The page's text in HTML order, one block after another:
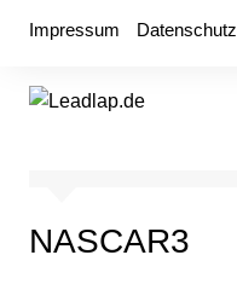
Impressum Datenschutz
NASCAR3